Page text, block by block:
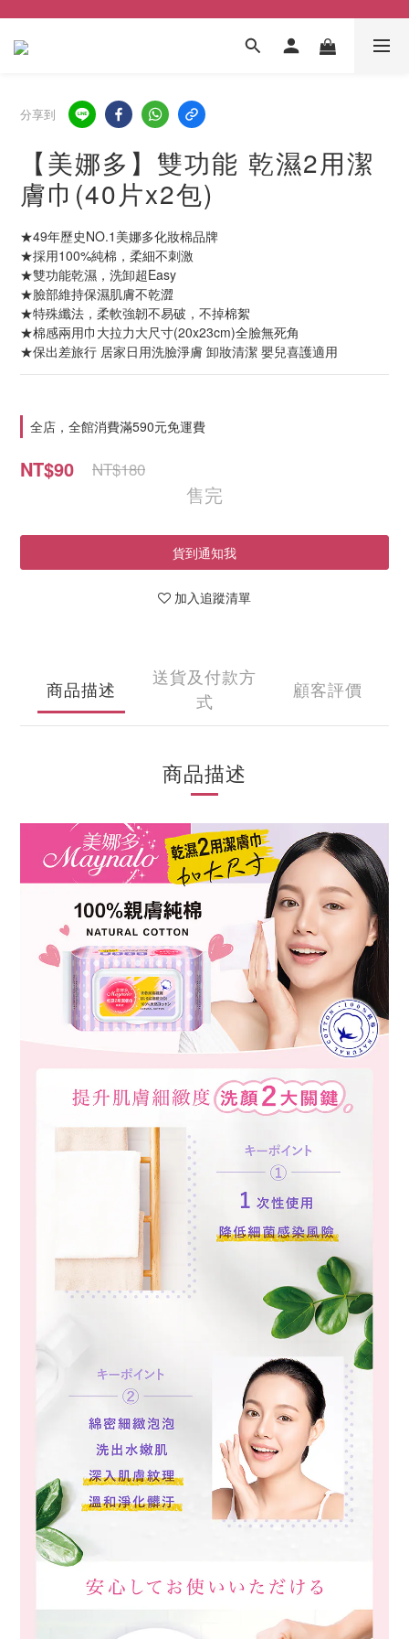
分享到
【美娜多】雙功能 乾濕2用潔
膚巾(40片x2包)
★49年歷史NO.1美娜多化妝棉品牌
★採用100%純棉，柔細不刺激
★雙功能乾濕，洗卸超Easy
★臉部維持保濕肌膚不乾澀
★特殊纖法，柔軟強韌不易破，不掉棉絮
★棉感兩用巾大拉力大尺寸(20x23cm)全臉無死角
★保出差旅行 居家日用洗臉淨膚 卸妝清潔 嬰兒喜護適用
全店，全館消費滿590元免運費
NT$90 NT$180
售完
貨到通知我
加入追蹤清單
商品描述
送貨及付款方
式
顧客評價
商品描述